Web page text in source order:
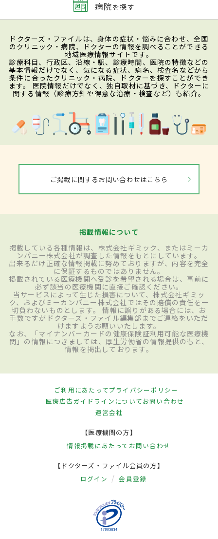
病院を探す
ドクターズ・ファイルは、身体の症状・悩みに合わせ、全国
のクリニック・病院、ドクターの情報を調べることができる
地域医療情報サイトです。
診療科目、行政区、沿線・駅、診療時間、医院の特徴などの
基本情報だけでなく、気になる症状、病名、検査名などから
条件に合ったクリニック・病院、ドクターを探すことができ
ます。 医院情報だけでなく、独自取材に基づき、ドクターに
関する情報（診療方針や得意な治療・検査など）も紹介。
ご掲載に関するお問い合わせはこちら
掲載情報について
掲載している各種情報は、株式会社ギミック、またはミーカ
ンパニー株式会社が調査した情報をもとにしています。
出来るだけ正確な情報掲載に努めておりますが、内容を完全
に保証するものではありません。
掲載されている医療機関へ受診を希望される場合は、事前に
必ず該当の医療機関に直接ご確認ください。
当サービスによって生じた損害について、株式会社ギミッ
ク、およびミーカンパニー株式会社ではその賠償の責任を一
切負わないものとします。 情報に誤りがある場合には、お
手数ですがドクターズ・ファイル編集部までご連絡をいただ
けますようお願いいたします。
なお、「マイナンバーカードの健康保険証利用可能な医療機
関」の情報につきましては、厚生労働省の情報提供のもと、
情報を掲出しております。
ご利用にあたってプライバシーポリシー
医療広告ガイドラインについてお問い合わせ
運営会社
【医療機関の方】
情報掲載にあたって お問い合わせ
【ドクターズ・ファイル会員の方】
ログイン 会員登録